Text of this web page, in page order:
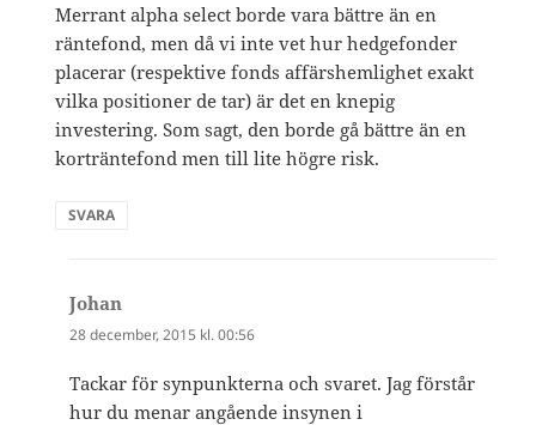
Merrant alpha select borde vara bättre än en
räntefond, men då vi inte vet hur hedgefonder
placerar (respektive fonds affärshemlighet exakt
vilka positioner de tar) är det en knepig
investering. Som sagt, den borde gå bättre än en
korträntefond men till lite högre risk.
SVARA
Johan
28 december, 2015 kl. 00:56
Tackar för synpunkterna och svaret. Jag förstår
hur du menar angående insynen i